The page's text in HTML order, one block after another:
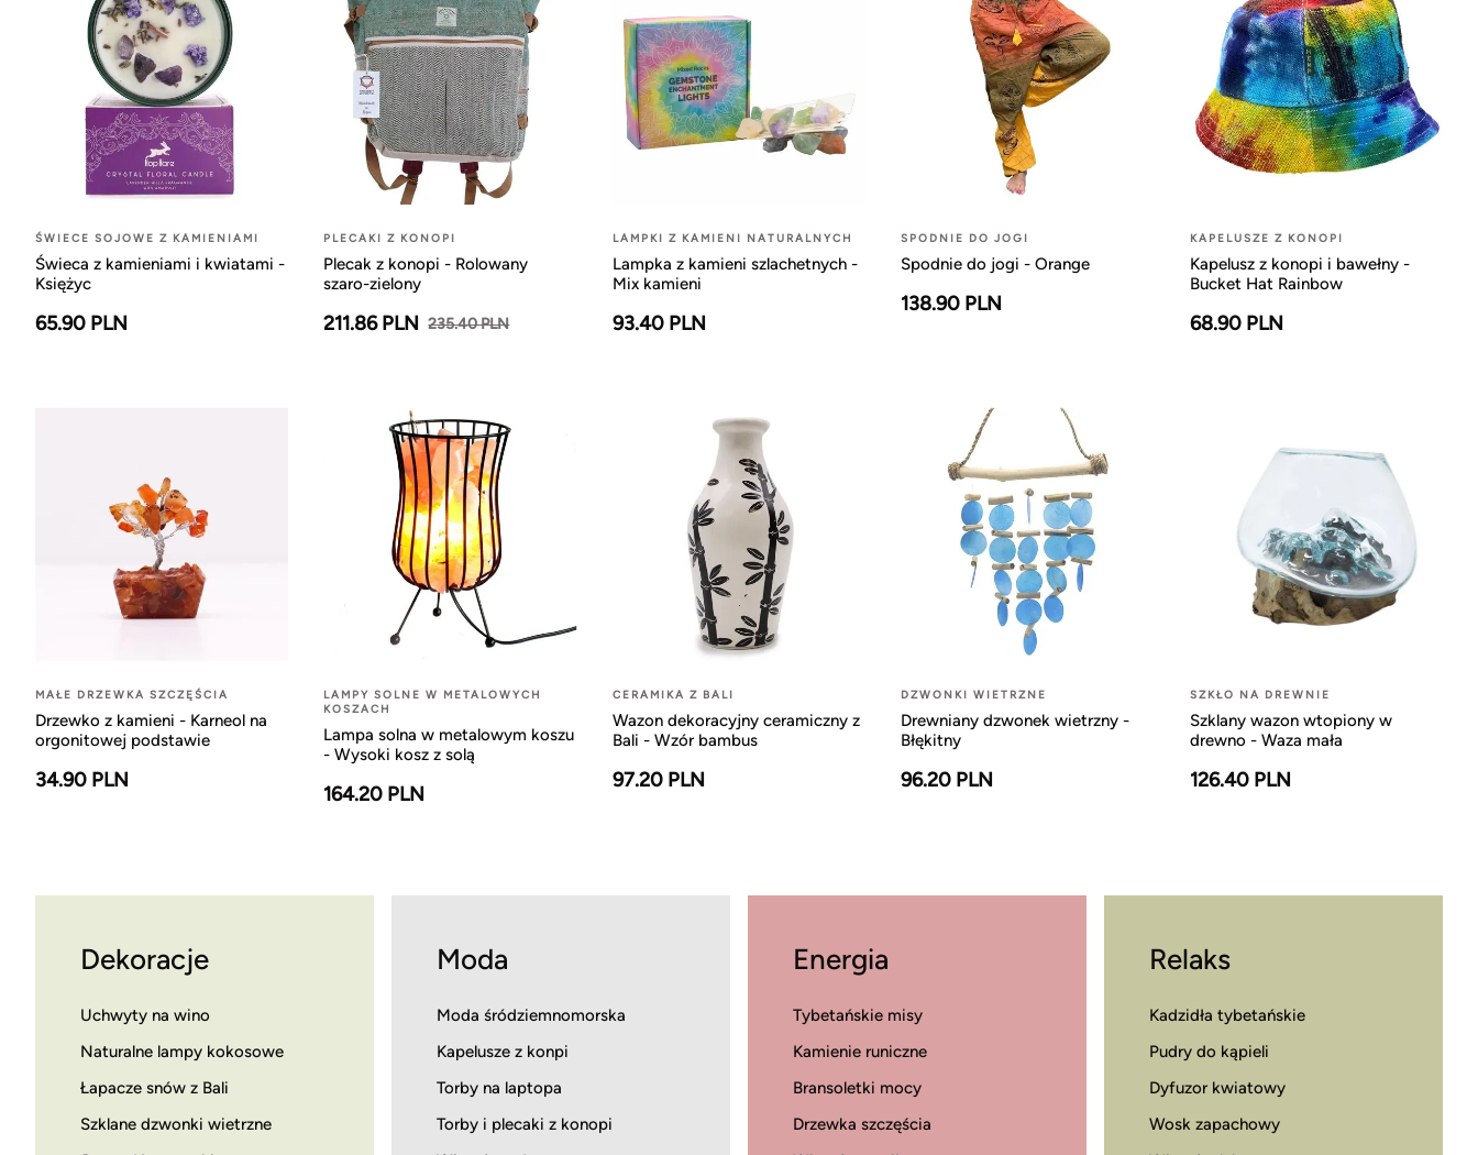
ŚWIECE SOJOWE Z KAMIENIAMI
Świeca z kamieniami i kwiatami -
Księżyc
65.90 PLN
PLECAKI Z KONOPI
Plecak z konopi - Rolowany
szaro-zielony
211.86 PLN 235.40 PLN
LAMPKI Z KAMIENI NATURALNYCH
Lampka z kamieni szlachetnych -
Mix kamieni
93.40 PLN
SPODNIE DO JOGI
Spodnie do jogi - Orange
138.90 PLN
KAPELUSZE Z KONOPI
Kapelusz z konopi i bawełny -
Bucket Hat Rainbow
68.90 PLN
MAŁE DRZEWKA SZCZĘŚCIA
Drzewko z kamieni - Karneol na
orgonitowej podstawie
34.90 PLN
LAMPY SOLNE W METALOWYCH
KOSZACH
Lampa solna w metalowym koszu
- Wysoki kosz z solą
164.20 PLN
CERAMIKA Z BALI
Wazon dekoracyjny ceramiczny z
Bali - Wzór bambus
97.20 PLN
DZWONKI WIETRZNE
Drewniany dzwonek wietrzny -
Błękitny
96.20 PLN
SZKŁO NA DREWNIE
Szklany wazon wtopiony w
drewno - Waza mała
126.40 PLN
Dekoracje
Uchwyty na wino
Naturalne lampy kokosowe
Łapacze snów z Bali
Szklane dzwonki wietrzne
Moda
Moda śródziemnomorska
Kapelusze z konpi
Torby na laptopa
Torby i plecaki z konopi
Energia
Tybetańskie misy
Kamienie runiczne
Bransoletki mocy
Drzewka szczęścia
Relaks
Kadzidła tybetańskie
Pudry do kąpieli
Dyfuzor kwiatowy
Wosk zapachowy